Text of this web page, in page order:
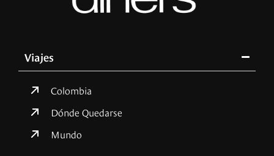
Viajes
Colombia
Dónde Quedarse
Mundo